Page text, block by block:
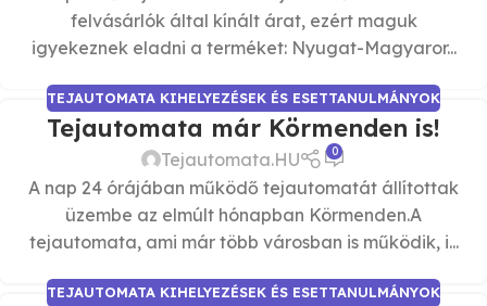
felvásárlók által kínált árat, ezért maguk
igyekeznek eladni a terméket: Nyugat-Magyaror...
TEJAUTOMATA KIHELYEZÉSEK ÉS ESETTANULMÁNYOK
Tejautomata már Körmenden is!
Tejautomata.HU 0
A nap 24 órájában működő tejautomatát állítottak
üzembe az elmúlt hónapban Körmenden.A
tejautomata, ami már több városban is működik, i...
TEJAUTOMATA KIHELYEZÉSEK ÉS ESETTANULMÁNYOK